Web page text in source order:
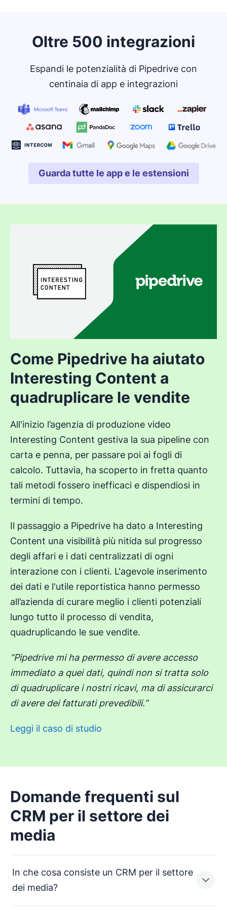
Oltre 500 integrazioni
Espandi le potenzialità di Pipedrive con
centinaia di app e integrazioni
Guarda tutte le app e le estensioni
Si apre in una nuova
Come Pipedrive ha aiutato
Interesting Content a
quadruplicare le vendite
All'inizio l’agenzia di produzione video
Interesting Content gestiva la sua pipeline con
carta e penna, per passare poi ai fogli di
calcolo. Tuttavia, ha scoperto in fretta quanto
tali metodi fossero inefficaci e dispendiosi in
termini di tempo.
Il passaggio a Pipedrive ha dato a Interesting
Content una visibilità più nitida sul progresso
degli affari e i dati centralizzati di ogni
interazione con i clienti. L'agevole inserimento
dei dati e l'utile reportistica hanno permesso
all’azienda di curare meglio i clienti potenziali
lungo tutto il processo di vendita,
quadruplicando le sue vendite.
“Pipedrive mi ha permesso di avere accesso
immediato a quei dati, quindi non si tratta solo
di quadruplicare i nostri ricavi, ma di assicurarci
di avere dei fatturati prevedibili.”
Leggi il caso di studio
Domande frequenti sul
CRM per il settore dei
media
In che cosa consiste un CRM per il settore
dei media?